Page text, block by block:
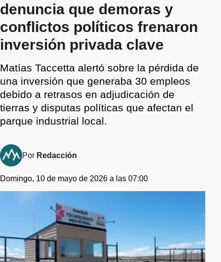
denuncia que demoras y
conflictos políticos frenaron
inversión privada clave
Matías Taccetta alertó sobre la pérdida de
una inversión que generaba 30 empleos
debido a retrasos en adjudicación de
tierras y disputas políticas que afectan el
parque industrial local.
Por Redacción
Domingo, 10 de mayo de 2026 a las 07:00